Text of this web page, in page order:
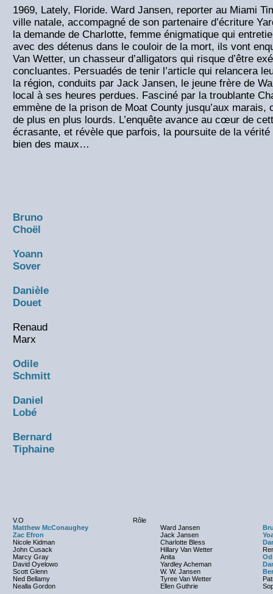
1969, Lately, Floride. Ward Jansen, reporter au Miami
ville natale, accompagné de son partenaire d’écriture
la demande de Charlotte, femme énigmatique qui
avec des détenus dans le couloir de la mort, ils vont
Van Wetter, un chasseur d’alligators qui risque d’être
concluantes. Persuadés de tenir l’article qui relancera
la région, conduits par Jack Jansen, le jeune frère de
local à ses heures perdues. Fasciné par la troublante
emmène de la prison de Moat County jusqu’aux marais,
de plus en plus lourds. L’enquête avance au cœur de
écrasante, et révèle que parfois, la poursuite de la
bien des maux…
Bruno
Choël
Yoann
Sover
Danièle
Douet
Renaud
Marx
Odile
Schmitt
Daniel
Lobé
Bernard
Tiphaine
V.O
Rôle
Matthew McConaughey
Ward Jansen
Zac Efron
Jack Jansen
Nicole Kidman
Charlotte Bless
John Cusack
Hillary Van Wetter
Marcy Gray
Anita
David Oyelowo
Yardley Acheman
Scott Glenn
W. W. Jansen
Ned Bellamy
Tyree Van Wetter
Nealla Gordon
Ellen Guthrie